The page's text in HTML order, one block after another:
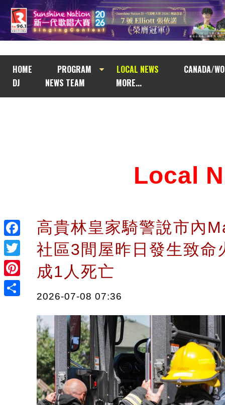
HOME PROGRAM LOCAL NEWS
CANADA/
DJ
NEWS TEAM MORE...
Facebook
Twitter
Pinterest
Local
高貴林皇家騎警說市內
社區3間屋昨日發生致命
成1人死亡
2026-07-08 07:36